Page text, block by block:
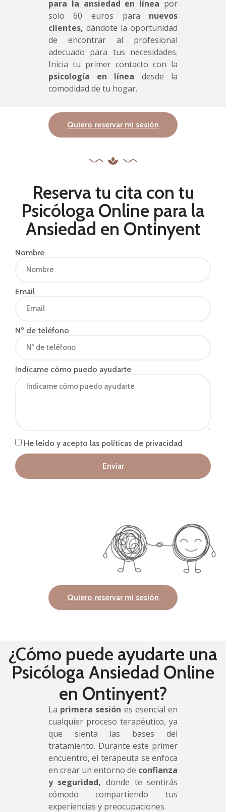
para la ansiedad en línea por
solo 60 euros para nuevos
clientes, dándote la oportunidad
de encontrar al profesional
adecuado para tus necesidades.
Inicia tu primer contacto con la
psicología en línea desde la
comodidad de tu hogar.
Quiero reservar mi sesión
Reserva tu cita con tu
Psicóloga Online para la
Ansiedad en Ontinyent
Nombre
Email
Nº de teléfono
Indícame cómo puedo ayudarte
He leído y acepto las políticas de privacidad
Enviar
Quiero reservar mi sesión
¿Cómo puede ayudarte una
Psicóloga Ansiedad Online
en Ontinyent?
La primera sesión es esencial en
cualquier proceso terapéutico, ya
que sienta las bases del
tratamiento. Durante este primer
encuentro, el terapeuta se enfoca
en crear un entorno de confianza
y seguridad, donde te sentirás
cómodo compartiendo tus
experiencias y preocupaciones.